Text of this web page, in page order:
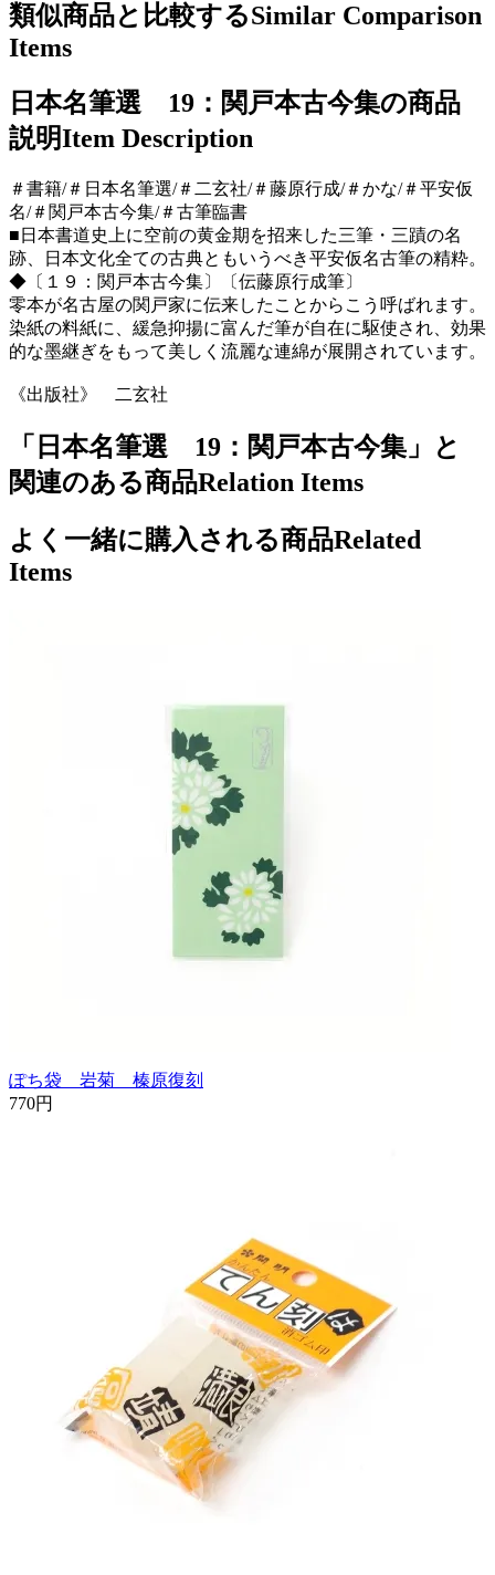
類似商品と比較するSimilar Comparison
Items
日本名筆選 19：関戸本古今集の商品
説明Item Description
＃書籍/＃日本名筆選/＃二玄社/＃藤原行成/＃かな/＃平安仮
名/＃関戸本古今集/＃古筆臨書
■日本書道史上に空前の黄金期を招来した三筆・三蹟の名
跡、日本文化全ての古典ともいうべき平安仮名古筆の精粋。
◆〔１９：関戸本古今集〕〔伝藤原行成筆〕
零本が名古屋の関戸家に伝来したことからこう呼ばれます。
染紙の料紙に、緩急抑揚に富んだ筆が自在に駆使され、効果
的な墨継ぎをもって美しく流麗な連綿が展開されています。
《出版社》 二玄社
「日本名筆選 19：関戸本古今集」と
関連のある商品Relation Items
よく一緒に購入される商品Related
Items
ぽち袋 岩菊 榛原復刻
770円